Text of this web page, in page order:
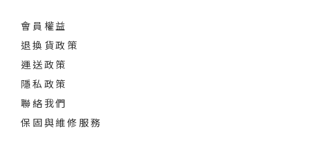
會員權益
退換貨政策
運送政策
隱私政策
聯絡我們
保固與維修服務